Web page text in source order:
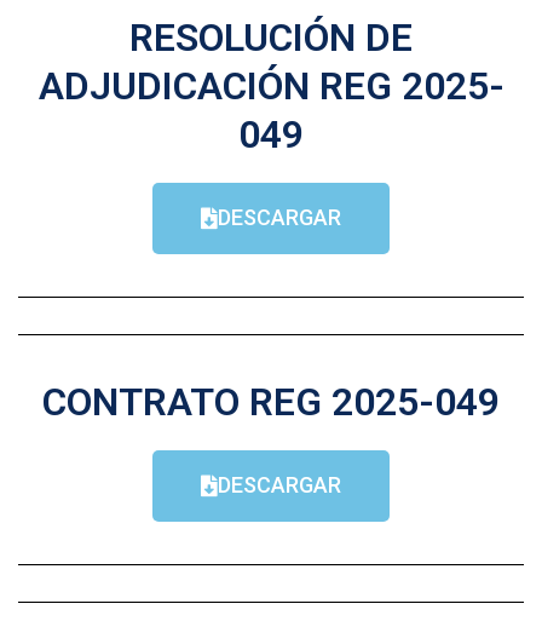
RESOLUCIÓN DE
ADJUDICACIÓN REG 2025-
049
DESCARGAR
CONTRATO REG 2025-049
DESCARGAR